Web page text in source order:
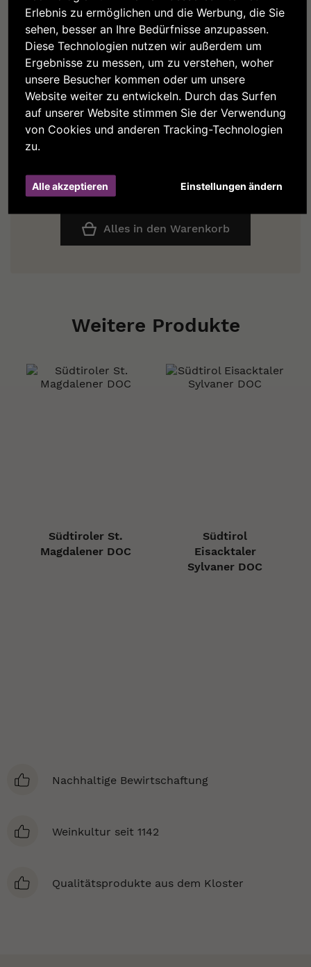
Erlebnis zu ermöglichen und die Werbung, die Sie
sehen, besser an Ihre Bedürfnisse anzupassen.
Diese Technologien nutzen wir außerdem um
Ergebnisse zu messen, um zu verstehen, woher
unsere Besucher kommen oder um unsere
Website weiter zu entwickeln. Durch das Surfen
auf unserer Website stimmen Sie der Verwendung
von Cookies und anderen Tracking-Technologien
zu.
Alle akzeptieren Einstellungen ändern
Apfelsaft
Naturtrüb
3,70 €
Kräutertee
5,50 €
Alles in den Warenkorb
23,30 €
Weitere Produkte
Südtiroler St.
Magdalener DOC
Südtirol
Eisacktaler
Sylvaner DOC
Nachhaltige Bewirtschaftung
Weinkultur seit 1142
Qualitätsprodukte aus dem Kloster